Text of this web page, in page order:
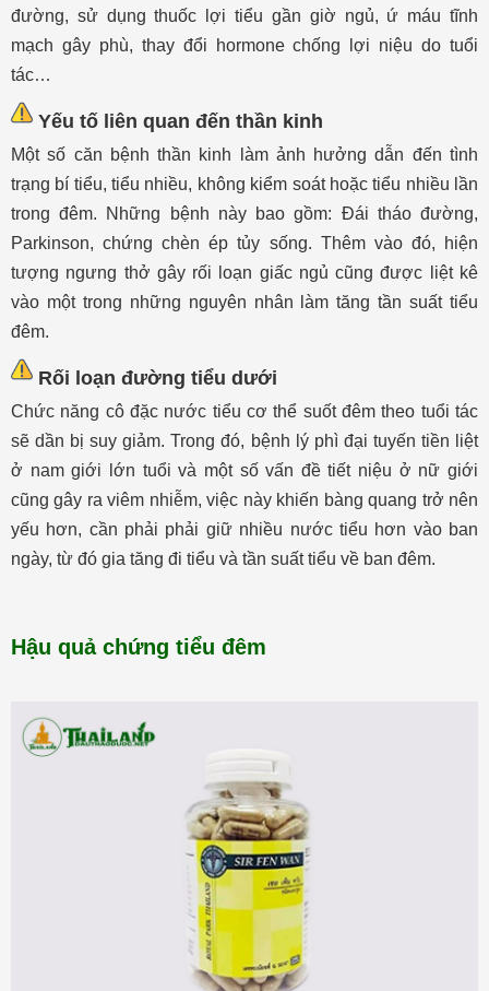
đường, sử dụng thuốc lợi tiểu gần giờ ngủ, ứ máu tĩnh
mạch gây phù, thay đổi hormone chống lợi niệu do tuổi
tác…
Yếu tố liên quan đến thần kinh
Một số căn bệnh thần kinh làm ảnh hưởng dẫn đến tình
trạng bí tiểu, tiểu nhiều, không kiểm soát hoặc tiểu nhiều lần
trong đêm. Những bệnh này bao gồm: Đái tháo đường,
Parkinson, chứng chèn ép tủy sống. Thêm vào đó, hiện
tượng ngưng thở gây rối loạn giấc ngủ cũng được liệt kê
vào một trong những nguyên nhân làm tăng tần suất tiểu
đêm.
Rối loạn đường tiểu dưới
Chức năng cô đặc nước tiểu cơ thể suốt đêm theo tuổi tác
sẽ dần bị suy giảm. Trong đó, bệnh lý phì đại tuyến tiền liệt
ở nam giới lớn tuổi và một số vấn đề tiết niệu ở nữ giới
cũng gây ra viêm nhiễm, việc này khiến bàng quang trở nên
yếu hơn, cần phải phải giữ nhiều nước tiểu hơn vào ban
ngày, từ đó gia tăng đi tiểu và tần suất tiểu về ban đêm.
Hậu quả chứng tiểu đêm